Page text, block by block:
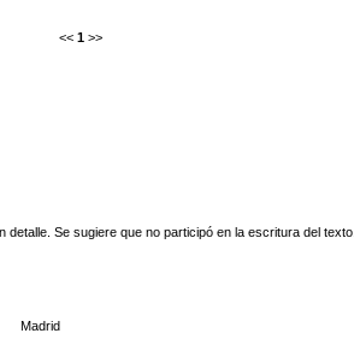
<< 1 >>
Se sugiere que no participó en la escritura del texto.
Madrid